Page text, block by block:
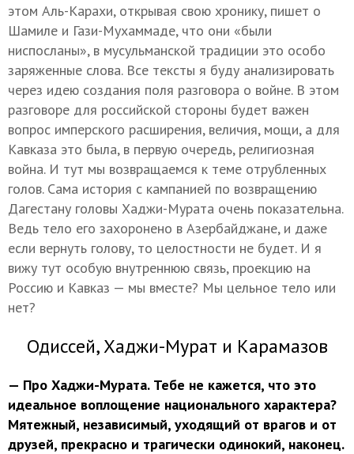
этом Аль-Карахи, открывая свою хронику, пишет о
Шамиле и Гази-Мухаммаде, что они «были
ниспосланы», в мусульманской традиции это особо
заряженные слова. Все тексты я буду анализировать
через идею создания поля разговора о войне. В этом
разговоре для российской стороны будет важен
вопрос имперского расширения, величия, мощи, а для
Кавказа это была, в первую очередь, религиозная
война. И тут мы возвращаемся к теме отрубленных
голов. Сама история с кампанией по возвращению
Дагестану головы Хаджи-Мурата очень показательна.
Ведь тело его захоронено в Азербайджане, и даже
если вернуть голову, то целостности не будет. И я
вижу тут особую внутреннюю связь, проекцию на
Россию и Кавказ — мы вместе? Мы цельное тело или
нет?
Одиссей, Хаджи-Мурат и Карамазов
— Про Хаджи-Мурата. Тебе не кажется, что это
идеальное воплощение национального характера?
Мятежный, независимый, уходящий от врагов и от
друзей, прекрасно и трагически одинокий, наконец.